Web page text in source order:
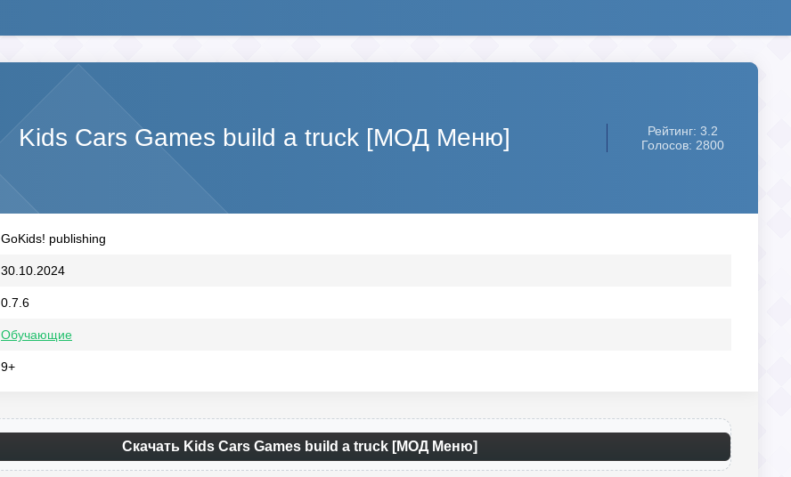
Kids Cars Games build a truck [МОД Меню]
Рейтинг: 3.2
Голосов: 2800
GoKids! publishing
30.10.2024
0.7.6
Обучающие
9+
Скачать Kids Cars Games build a truck [МОД Меню]